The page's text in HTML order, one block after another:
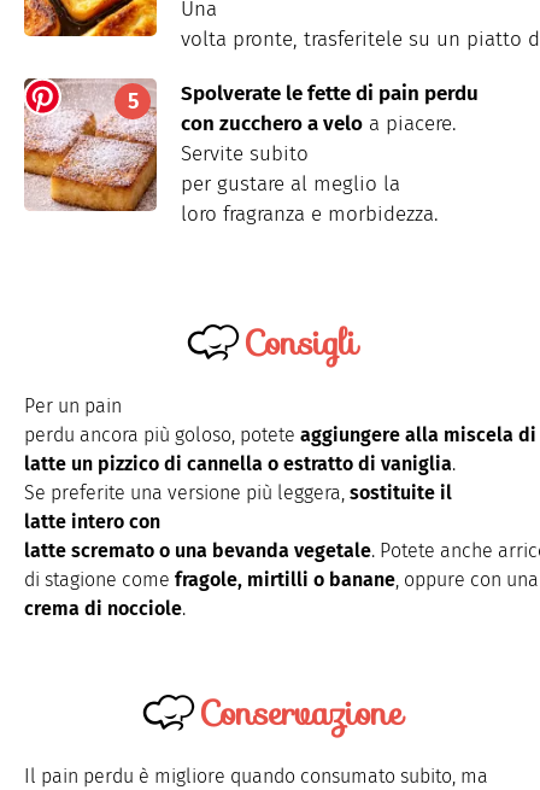
Una
volta pronte, trasferitele su un piatto
Spolverate lefettedi pain perdu
con zuccheroa velo a piacere.
Servite subito
per gustare al meglio la
loro fragranza e morbidezza.
Consigli
Per un pain
perdu ancora più goloso, potete aggiungere alla miscela di
latte un pizzico di cannella o estratto di vaniglia.
Se preferite una versione più leggera, sostituite il
latte intero con
latte scremato o una bevanda vegetale. Potete anche
di stagione come fragole, mirtilli o banane, oppure con una
crema di nocciole.
Conservazione
Il pain perdu è migliore quando consumato subito, ma